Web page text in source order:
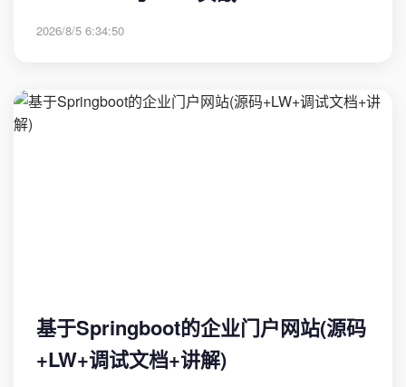
2026/8/5 6:34:50
基于Springboot的企业门户网站(源码
+LW+调试文档+讲解)